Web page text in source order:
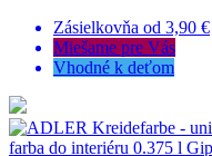
Zásielkovňa od 3,90 €
Miešame pre Vás
Vhodné k deťom